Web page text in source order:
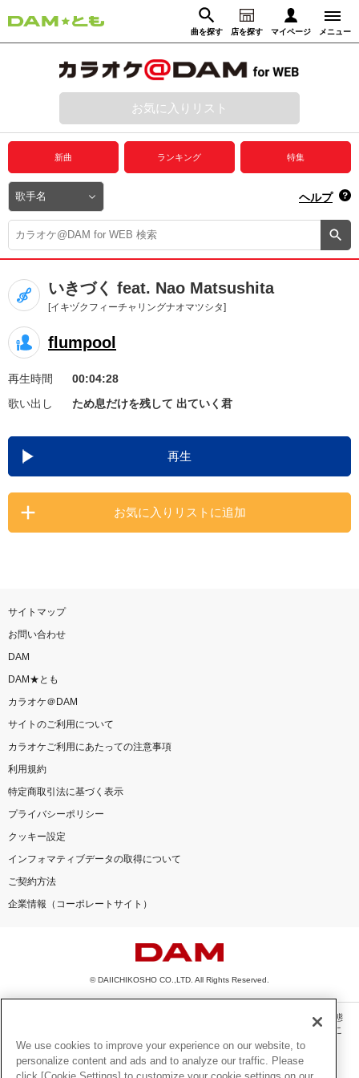
曲を探す 店を探す マイページ メニュー
動画からさがす 録音からさがす
ログイン
プレミアムサービス
DAM★とも動画
DAM★とも録音
カラオケ＠DAM
ユーザー検索
キャンペーン
お知らせ よくあるご質問
DAMの新曲・ランキングなど
カラオケ最新情報をチェック！
お気に入りリスト
新曲 ランキング 特集
ヘルプ
いきづく feat. Nao Matsushita
[イキヅクフィーチャリングナオマツシタ]
flumpool
再生時間
00:04:28
歌い出し
ため息だけを残して 出ていく君
再生
お気に入りリストに追加
サイトマップ
お問い合わせ
DAM
DAM★とも
カラオケ＠DAM
サイトのご利用について
カラオケご利用にあたっての注意事項
利用規約
特定商取引法に基づく表示
プライバシーポリシー
クッキー設定
インフォマティブデータの取得について
ご契約方法
企業情報（コーポレートサイト）
© DAIICHIKOSHO CO.,LTD. All Rights Reserved.
このサイトに掲載されている一切の文章・画像・写真・動画・音声等を、手段や形態
を問わず、著作権法の定める範囲を超えて無断で複製、転載、ファイル化などするこ
とを禁じます。
楽曲及びコンテンツは、機種によりご利用いただけない場合があります。
We use cookies to improve your experience on our website, to
personalize content and ads and to analyze our traffic. Please